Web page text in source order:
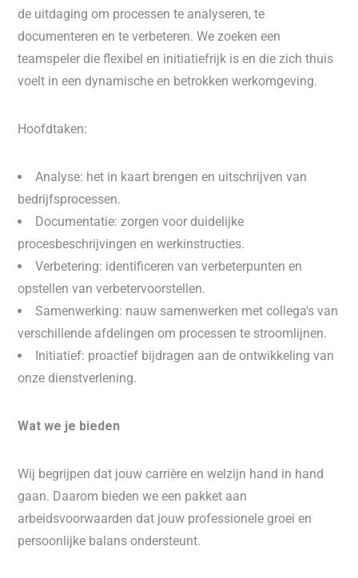
de uitdaging om processen te analyseren, te
documenteren en te verbeteren. We zoeken een
teamspeler die flexibel en initiatiefrijk is en die zich thuis
voelt in een dynamische en betrokken werkomgeving.
Hoofdtaken:
Analyse: het in kaart brengen en uitschrijven van
bedrijfsprocessen.
Documentatie: zorgen voor duidelijke
procesbeschrijvingen en werkinstructies.
Verbetering: identificeren van verbeterpunten en
opstellen van verbetervoorstellen.
Samenwerking: nauw samenwerken met collega's van
verschillende afdelingen om processen te stroomlijnen.
Initiatief: proactief bijdragen aan de ontwikkeling van
onze dienstverlening.
Wat we je bieden
Wij begrijpen dat jouw carrière en welzijn hand in hand
gaan. Daarom bieden we een pakket aan
arbeidsvoorwaarden dat jouw professionele groei en
persoonlijke balans ondersteunt.